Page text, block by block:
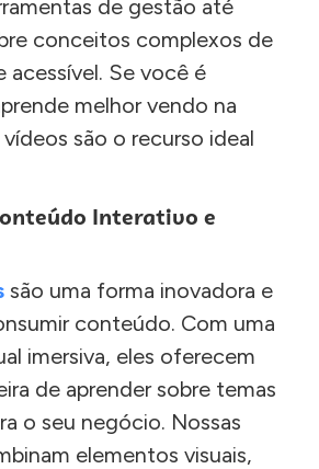
de gestão até
conceitos complexos de
acessível. Se você é
melhor vendo na
são o recurso ideal
Interativo e
são uma forma inovadora e
conteúdo. Com uma
imersiva, eles oferecem
de aprender sobre temas
o seu negócio. Nossas
elementos visuais,